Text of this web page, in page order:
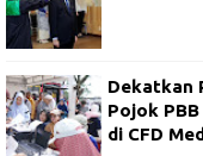
Dekatkan
Pojok
di CFD